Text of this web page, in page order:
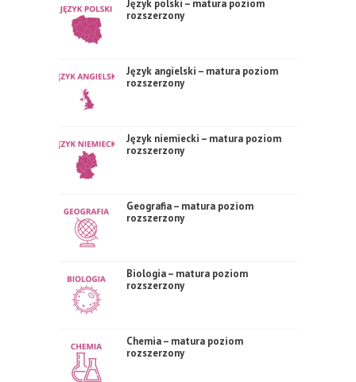
Język polski – matura poziom
rozszerzony
Język angielski – matura poziom
rozszerzony
Język niemiecki – matura poziom
rozszerzony
Geografia – matura poziom
rozszerzony
Biologia – matura poziom
rozszerzony
Chemia – matura poziom
rozszerzony